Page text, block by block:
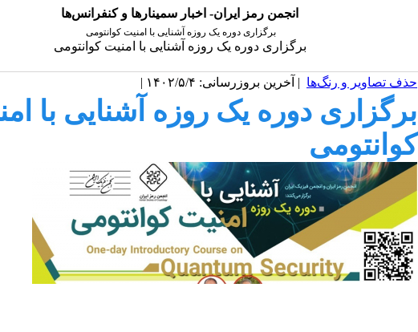
انجمن رمز ایران- اخبار سمینارها و کنفرانس‌ها
برگزاری دوره یک روزه آشنایی با امنیت کوانتومی
برگزاری دوره یک روزه آشنایی با امنیت کوانتومی
حذف تصاویر و رنگ‌ها | آخرین بروزرسانی: ۱۴۰۲/۵/۴ |
برگزاری دوره یک روزه آشنایی با
کوانتومی